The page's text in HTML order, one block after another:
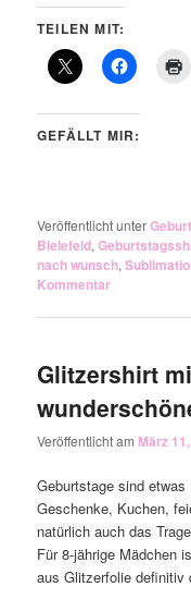
TEILEN MIT:
GEFÄLLT MIR:
Veröffentlicht unter
Bielefeld,
nach wunsch,
Kommentar
Glitzershirt
Veröffentlicht am März
Geburtstage sind
Geschenke, Kuchen,
natürlich auch das
Für 8-jährige Mädchen
aus Glitzerfolie definitiv